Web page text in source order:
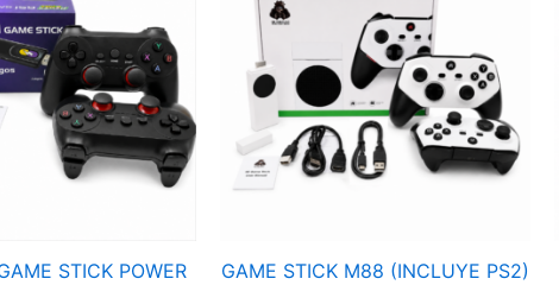
STICK POWER
GAME STICK M88 (INCLUYE PS2)
(INCLUYE
cantidad